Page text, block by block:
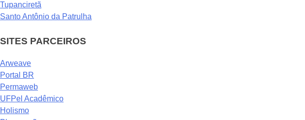
Tupanciretã
Santo Antônio da Patrulha
SITES PARCEIROS
Arweave
Portal BR
Permaweb
UFPel Acadêmico
Holismo